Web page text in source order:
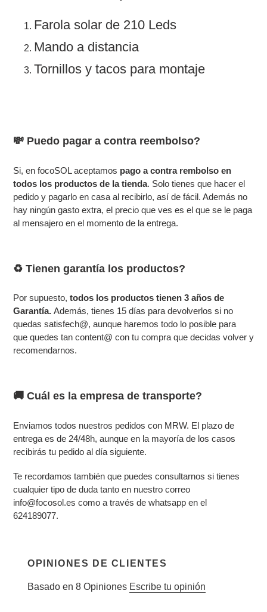
Farola solar de 210 Leds
Mando a distancia
Tornillos y tacos para montaje
💸 Puedo pagar a contra reembolso?
Si, en focoSOL aceptamos pago a contra rembolso en
todos los productos de la tienda. Solo tienes que hacer el
pedido y pagarlo en casa al recibirlo, así de fácil. Además no
hay ningún gasto extra, el precio que ves es el que se le paga
al mensajero en el momento de la entrega.
♻️ Tienen garantía los productos?
Por supuesto, todos los productos tienen 3 años de
Garantía. Además, tienes 15 días para devolverlos si no
quedas satisfech@, aunque haremos todo lo posible para
que quedes tan content@ con tu compra que decidas volver y
recomendarnos.
🚚 Cuál es la empresa de transporte?
Enviamos todos nuestros pedidos con MRW. El plazo de
entrega es de 24/48h, aunque en la mayoría de los casos
recibirás tu pedido al día siguiente.
Te recordamos también que puedes consultarnos si tienes
cualquier tipo de duda tanto en nuestro correo
info@focosol.es como a través de whatsapp en el
624189077.
OPINIONES DE CLIENTES
Basado en 8 Opiniones Escribe tu opinión